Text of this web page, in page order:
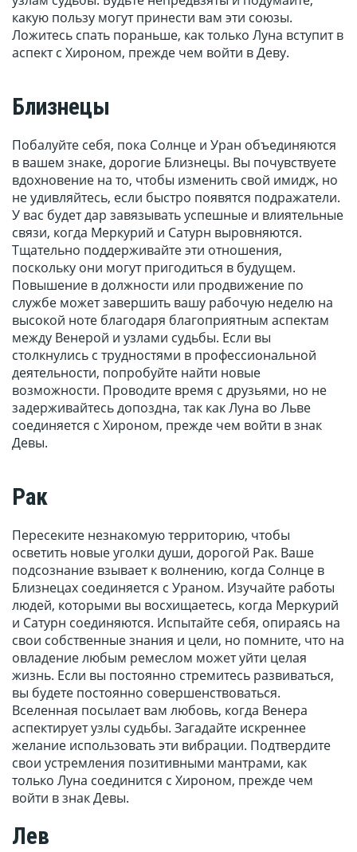
какую пользу могут принести вам эти союзы.
Ложитесь спать пораньше, как только Луна вступит в
аспект с Хироном, прежде чем войти в Деву.
Близнецы
Побалуйте себя, пока Солнце и Уран объединяются
в вашем знаке, дорогие Близнецы. Вы почувствуете
вдохновение на то, чтобы изменить свой имидж, но
не удивляйтесь, если быстро появятся подражатели.
У вас будет дар завязывать успешные и влиятельные
связи, когда Меркурий и Сатурн выровняются.
Тщательно поддерживайте эти отношения,
поскольку они могут пригодиться в будущем.
Повышение в должности или продвижение по
службе может завершить вашу рабочую неделю на
высокой ноте благодаря благоприятным аспектам
между Венерой и узлами судьбы. Если вы
столкнулись с трудностями в профессиональной
деятельности, попробуйте найти новые
возможности. Проводите время с друзьями, но не
задерживайтесь допоздна, так как Луна во Льве
соединяется с Хироном, прежде чем войти в знак
Девы.
Рак
Пересеките незнакомую территорию, чтобы
осветить новые уголки души, дорогой Рак. Ваше
подсознание взывает к волнению, когда Солнце в
Близнецах соединяется с Ураном. Изучайте работы
людей, которыми вы восхищаетесь, когда Меркурий
и Сатурн соединяются. Испытайте себя, опираясь на
свои собственные знания и цели, но помните, что на
овладение любым ремеслом может уйти целая
жизнь. Если вы постоянно стремитесь развиваться,
вы будете постоянно совершенствоваться.
Вселенная посылает вам любовь, когда Венера
аспектирует узлы судьбы. Загадайте искреннее
желание использовать эти вибрации. Подтвердите
свои устремления позитивными мантрами, как
только Луна соединится с Хироном, прежде чем
войти в знак Девы.
Лев